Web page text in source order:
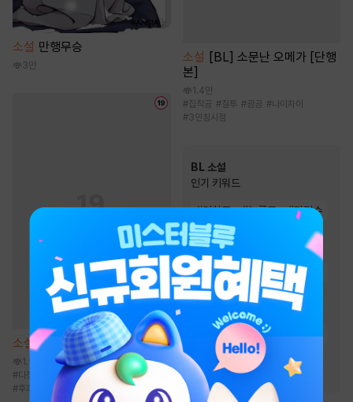
소설 만행무승
3만
소설 이중 이혼 합의서 [단행본]
1.9만
#다정남 시월드 #몸정>맘정 #오해
#후회남
소설 [BL] 소문난 오메가 [단행
본]
1.4만
#집착공 #질투 #광공 #나이차이
#3인칭시점
BL 소설
인기 키워드
#연하공 #능글공 #다정수
#미인수
사랑꾼공
#순진수 단정수
절륜공
#일상물 #강공
3인칭시점
달달물
상처수 미인공
순정공 #오해/착각
#다정공